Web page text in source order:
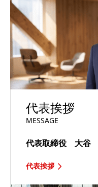
代表挨拶
MESSAGE
代表取締役 大谷
代表挨拶